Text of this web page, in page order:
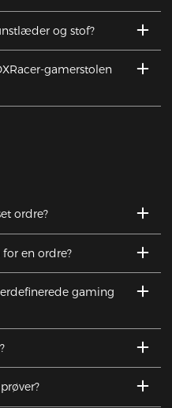
og stof?
gamerstolen
ordre?
en ordre?
gaming